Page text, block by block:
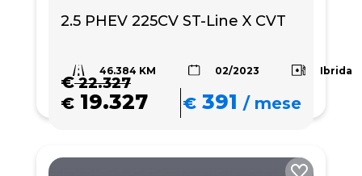
2.5 PHEV 225CV ST-Line X CVT
46.384 KM 02/2023 Ibrida
€22.327
€ 19.327 € 391 /mese